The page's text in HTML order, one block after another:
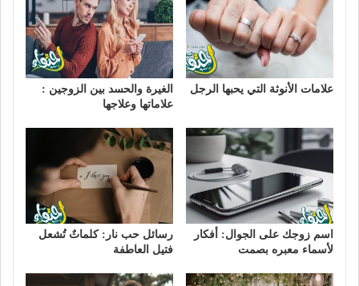
علامات الأنوثة التي يحبها الرجل
الغيرة والحسد بين الزوجين :
علاماتها وعلاجها
اسم زوجك على الجوال: أفكار
لأسماء معبره بصمت
رسائل حب نار: كلماتٌ تُشعل
فتيل العاطفة